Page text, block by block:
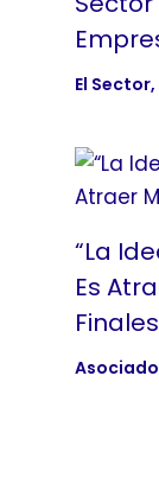
El Sector,
“La
Es